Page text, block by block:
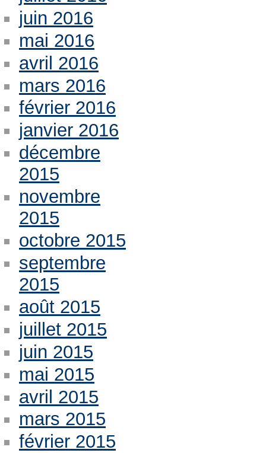
juin 2016
mai 2016
avril 2016
mars 2016
février 2016
janvier 2016
décembre
2015
novembre
2015
octobre 2015
septembre
2015
août 2015
juillet 2015
juin 2015
mai 2015
avril 2015
mars 2015
février 2015